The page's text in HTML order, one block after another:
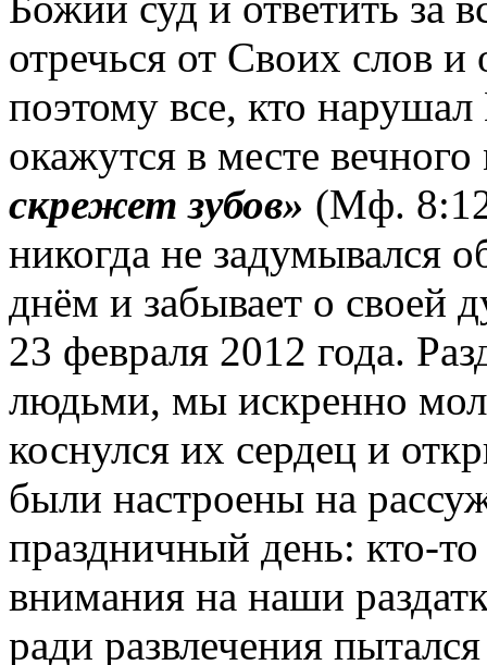
отречься от Своих слов и
поэтому все, кто
окажутся в месте
скрежет зубов» (Мф.
никогда не задумывался
днём и забывает о своей
23 февраля 2012 года.
людьми, мы искренно
коснулся их сердец и
были настроены на
праздничный день: кто-
внимания на наши
ради развлечения